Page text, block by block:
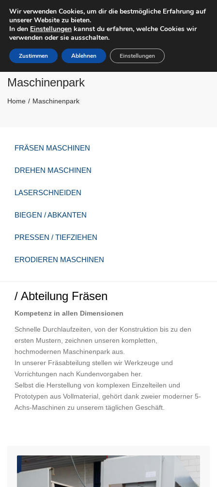
Blechbearbeitung Lasertechnik + Werkzeugbau
Formenbau
top
Maschinenpark
Home Maschinenpark
FRÄSEN MASCHINEN
DREHEN MASCHINEN
LASERSCHNEIDEN
BIEGEN / ABKANTEN
PRESSEN / TIEFZIEHEN
ERODIEREN MASCHINEN
/ Abteilung Fräsen
Kompetenz in allen Dimensionen
Schnelle Durchlaufzeiten, von der Konstruktion bis zu den
ersten Mustern, zeichnen unseren kompletten,
hochmodernen Maschinenpark aus.
In unserer Fräsabteilung stellen wir Werkzeuge und
Vorrichtungen nach Kundenvorgaben her.
Selbst die Herstellung von komplexen Einzelteilen und
Prototypen aus Vollmaterial, gehört dank zweier moderner 5-
Achs-Maschinen zu unserem täglichen Geschäft.
Wir verwenden Cookies, um dir die bestmögliche Erfahrung auf
unserer Website zu bieten.
In den Einstellungen kannst du erfahren, welche Cookies wir
verwenden oder sie ausschalten.
Zustimmen Ablehnen Einstellungen